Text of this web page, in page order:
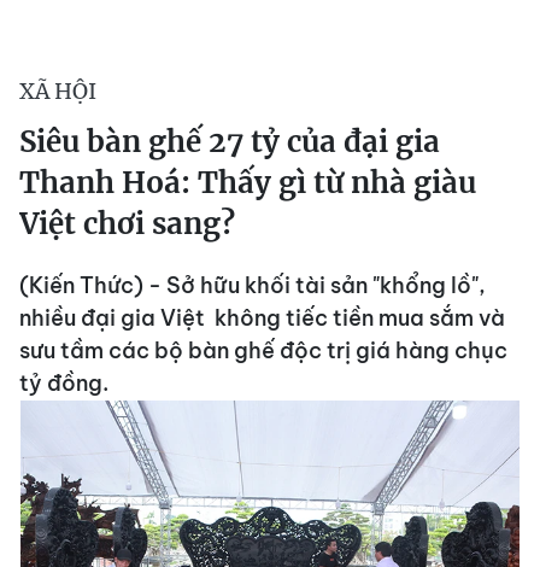
XÃ HỘI
Siêu bàn ghế 27 tỷ của đại gia
Thanh Hoá: Thấy gì từ nhà giàu
Việt chơi sang?
(Kiến Thức) - Sở hữu khối tài sản "khổng lồ",
nhiều đại gia Việt không tiếc tiền mua sắm và
sưu tầm các bộ bàn ghế độc trị giá hàng chục
tỷ đồng.